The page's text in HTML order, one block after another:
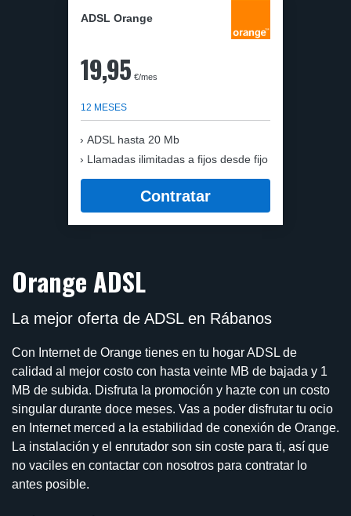
ADSL Orange
19,95 €/mes
12 MESES
ADSL hasta 20 Mb
Llamadas ilimitadas a fijos desde fijo
Contratar
Orange ADSL
La mejor oferta de ADSL en Rábanos
Con Internet de Orange tienes en tu hogar ADSL de
calidad al mejor costo con hasta veinte MB de bajada y 1
MB de subida. Disfruta la promoción y hazte con un costo
singular durante doce meses. Vas a poder disfrutar tu ocio
en Internet merced a la estabilidad de conexión de Orange.
La instalación y el enrutador son sin coste para ti, así que
no vaciles en contactar con nosotros para contratar lo
antes posible.